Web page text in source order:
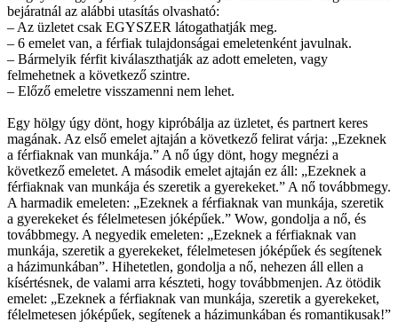
bejáratnál az alábbi utasítás olvasható:
– Az üzletet csak EGYSZER látogathatják meg.
– 6 emelet van, a férfiak tulajdonságai emeletenként javulnak.
– Bármelyik férfit kiválaszthatják az adott emeleten, vagy
felmehetnek a következő szintre.
– Előző emeletre visszamenni nem lehet.
Egy hölgy úgy dönt, hogy kipróbálja az üzletet, és partnert keres
magának. Az első emelet ajtaján a következő felirat várja: „Ezeknek
a férfiaknak van munkája.” A nő úgy dönt, hogy megnézi a
következő emeletet. A második emelet ajtaján ez áll: „Ezeknek a
férfiaknak van munkája és szeretik a gyerekeket.” A nő továbbmegy.
A harmadik emeleten: „Ezeknek a férfiaknak van munkája, szeretik
a gyerekeket és félelmetesen jóképűek.” Wow, gondolja a nő, és
továbbmegy. A negyedik emeleten: „Ezeknek a férfiaknak van
munkája, szeretik a gyerekeket, félelmetesen jóképűek és segítenek
a házimunkában”. Hihetetlen, gondolja a nő, nehezen áll ellen a
kísértésnek, de valami arra készteti, hogy továbbmenjen. Az ötödik
emelet: „Ezeknek a férfiaknak van munkája, szeretik a gyerekeket,
félelmetesen jóképűek, segítenek a házimunkában és romantikusak!”